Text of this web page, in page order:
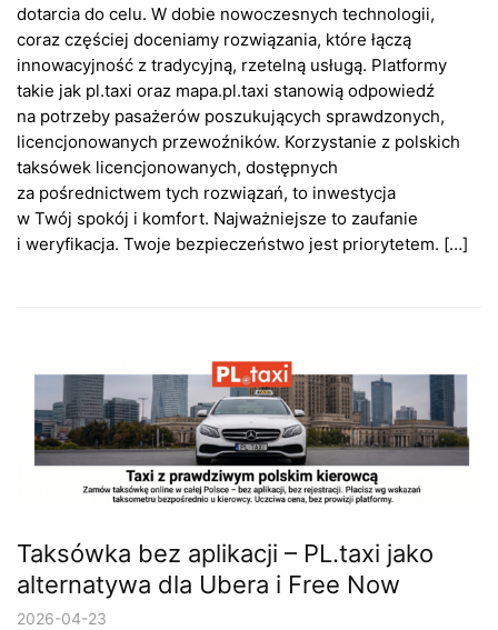
dotarcia do celu. W dobie nowoczesnych technologii,
coraz częściej doceniamy rozwiązania, które łączą
innowacyjność z tradycyjną, rzetelną usługą. Platformy
takie jak pl.taxi oraz mapa.pl.taxi stanowią odpowiedź
na potrzeby pasażerów poszukujących sprawdzonych,
licencjonowanych przewoźników. Korzystanie z polskich
taksówek licencjonowanych, dostępnych
za pośrednictwem tych rozwiązań, to inwestycja
w Twój spokój i komfort. Najważniejsze to zaufanie
i weryfikacja. Twoje bezpieczeństwo jest priorytetem. […]
Taksówka bez aplikacji – PL.taxi jako
alternatywa dla Ubera i Free Now
2026-04-23